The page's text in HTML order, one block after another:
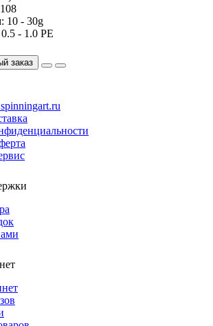
108
10 - 30g
0.5 - 1.0 PE
заказ